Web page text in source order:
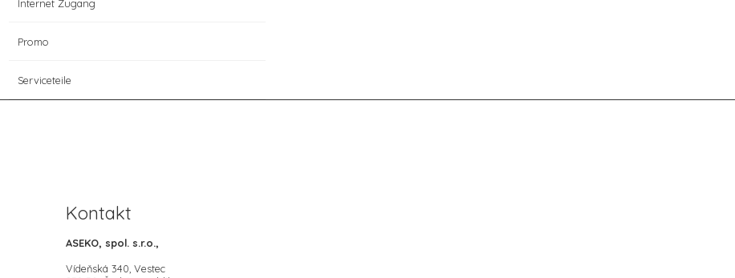
Internet Zugang
Promo
Serviceteile
Kontakt
ASEKO, spol. s.r.o.,
Vídeňská 340, Vestec